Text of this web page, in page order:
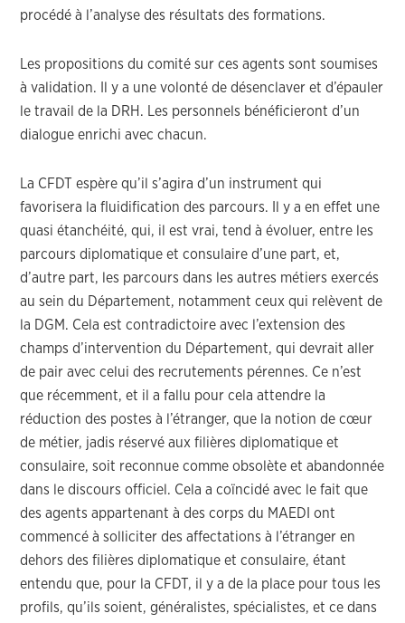
procédé à l’analyse des résultats des formations.
Les propositions du comité sur ces agents sont soumises
à validation. Il y a une volonté de désenclaver et d’épauler
le travail de la DRH. Les personnels bénéficieront d’un
dialogue enrichi avec chacun.
La CFDT espère qu’il s’agira d’un instrument qui
favorisera la fluidification des parcours. Il y a en effet une
quasi étanchéité, qui, il est vrai, tend à évoluer, entre les
parcours diplomatique et consulaire d’une part, et,
d’autre part, les parcours dans les autres métiers exercés
au sein du Département, notamment ceux qui relèvent de
la DGM. Cela est contradictoire avec l’extension des
champs d’intervention du Département, qui devrait aller
de pair avec celui des recrutements pérennes. Ce n’est
que récemment, et il a fallu pour cela attendre la
réduction des postes à l’étranger, que la notion de cœur
de métier, jadis réservé aux filières diplomatique et
consulaire, soit reconnue comme obsolète et abandonnée
dans le discours officiel. Cela a coïncidé avec le fait que
des agents appartenant à des corps du MAEDI ont
commencé à solliciter des affectations à l’étranger en
dehors des filières diplomatique et consulaire, étant
entendu que, pour la CFDT, il y a de la place pour tous les
profils, qu’ils soient, généralistes, spécialistes, et ce dans